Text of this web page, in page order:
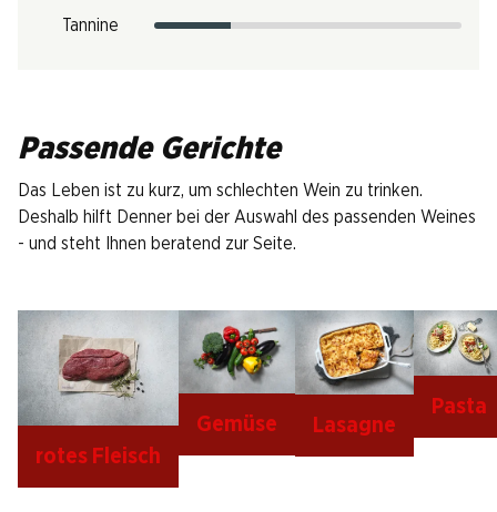
Tannine
Passende Gerichte
Das Leben ist zu kurz, um schlechten Wein zu trinken.
Deshalb hilft Denner bei der Auswahl des passenden Weines
- und steht Ihnen beratend zur Seite.
rotes Fleisch
Gemüse Lasagne
Pasta